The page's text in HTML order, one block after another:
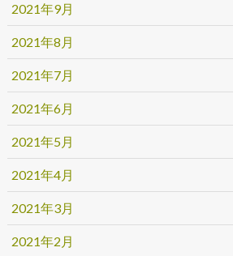
2021年9月
2021年8月
2021年7月
2021年6月
2021年5月
2021年4月
2021年3月
2021年2月